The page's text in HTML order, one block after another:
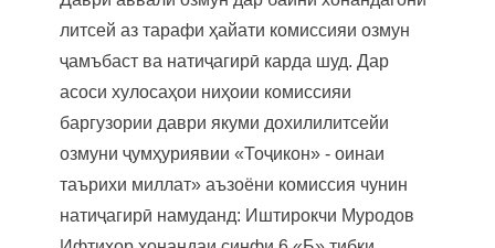
литсей аз тарафи ҳайати комиссияи озмун
ҷамъбаст ва натиҷагирӣ карда шуд. Дар
асоси хулосаҳои ниҳоии комиссияи
баргузории даври якуми дохилилитсейи
озмуни ҷумҳуриявии «Тоҷикон» - оинаи
таърихи миллат» аъзоёни комиссия чунин
натиҷагирӣ намуданд: Иштирокчи Муродов